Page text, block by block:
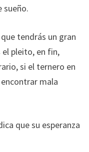
sueño.
tendrás un gran
el pleito, en fin,
si el ternero en
mala
que su esperanza